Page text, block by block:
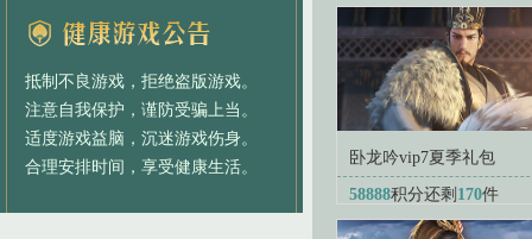
抵制不良游戏，拒绝盗版游戏。
注意自我保护，谨防受骗上当。
适度游戏益脑，沉迷游戏伤身。
合理安排时间，享受健康生活。
卧龙吟vip7夏季礼包
58888积分还剩 170件